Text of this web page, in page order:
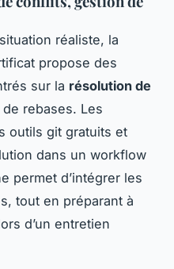
réaliste, la
propose des
sur la résolution de
rebases. Les
outils git gratuits et
dans un workflow
permet d’intégrer les
tout en préparant à
d’un entretien